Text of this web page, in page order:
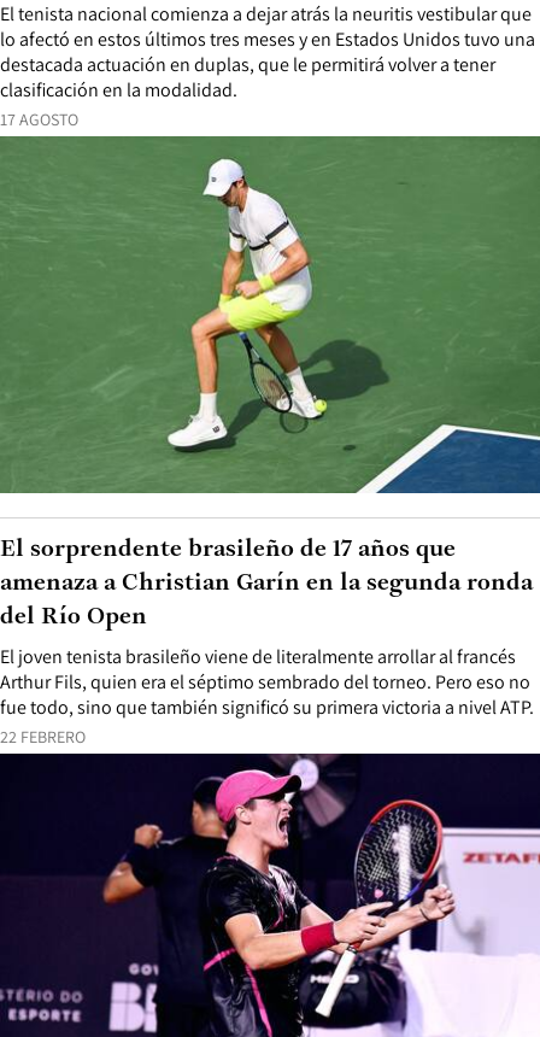
17 AGOSTO
El tenista nacional comienza a dejar atrás la neuritis vestibular que
lo afectó en estos últimos tres meses y en Estados Unidos tuvo una
destacada actuación en duplas, que le permitirá volver a tener
clasificación en la modalidad.
22 FEBRERO
El joven tenista brasileño viene de literalmente arrollar al francés
Arthur Fils, quien era el séptimo sembrado del torneo. Pero eso no
fue todo, sino que también significó su primera victoria a nivel ATP.
El sorprendente brasileño de 17 años que
amenaza a Christian Garín en la segunda ronda
del Río Open